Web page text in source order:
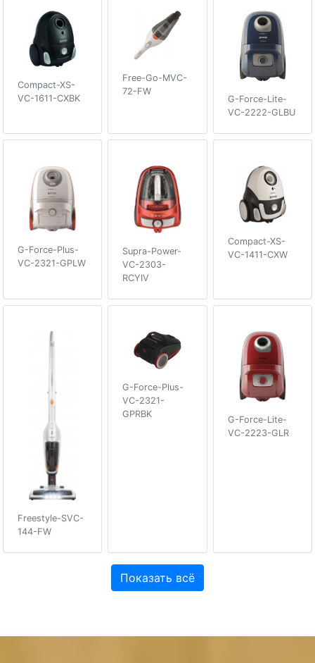
Compact-XS-
VC-1611-CXBK
Free-Go-MVC-
72-FW
G-Force-Lite-
VC-2222-GLBU
G-Force-Plus-
VC-2321-GPLW
Supra-Power-
VC-2303-
RCYIV
Compact-XS-
VC-1411-CXW
Freestyle-SVC-
144-FW
G-Force-Plus-
VC-2321-
GPRBK
G-Force-Lite-
VC-2223-GLR
Показать всё